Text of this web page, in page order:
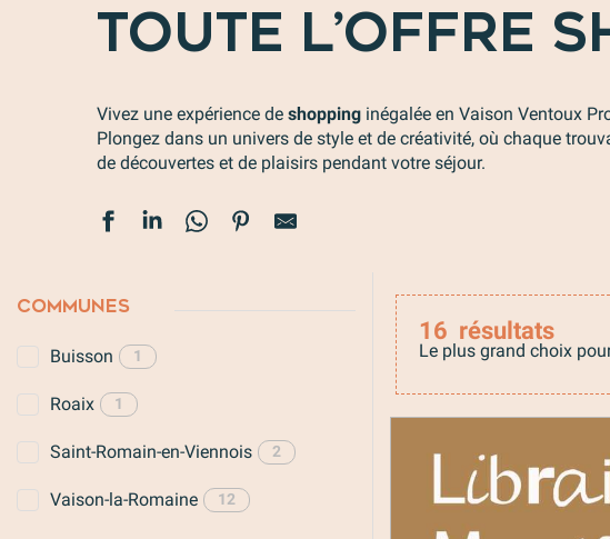
TOUTE L’OFFRE
Vivez une expérience de shopping inégalée en Vaison Ventoux
Plongez dans un univers de style et de créativité, où chaque
de découvertes et de plaisirs pendant votre séjour.
COMMUNES
Buisson 1
Roaix 1
Saint-Romain-en-Viennois 2
Vaison-la-Romaine 12
16 résultats
Le plus grand choix